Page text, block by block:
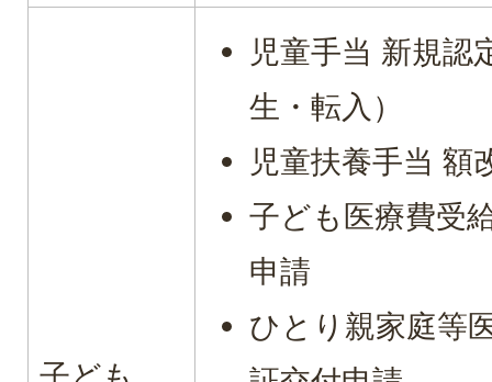
児童手当 新規認
生・転入）
児童扶養手当 額
子ども医療費受
申請
ひとり親家庭等